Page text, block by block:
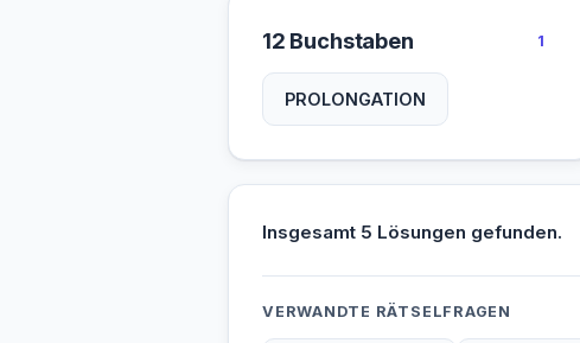
12 Buchstaben 1
PROLONGATION
Insgesamt 5 Lösungen gefunden.
VERWANDTE RÄTSELFRAGEN